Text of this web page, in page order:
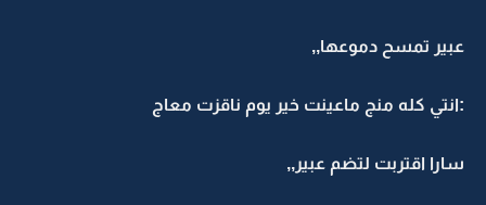
عبير تمسح دموعها,,
:انتي كله منج ماعينت خير يوم ناقزت معاج
سارا اقتربت لتضم عبير,,